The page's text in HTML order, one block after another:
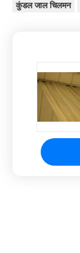
कुंडल जाल चिलमन